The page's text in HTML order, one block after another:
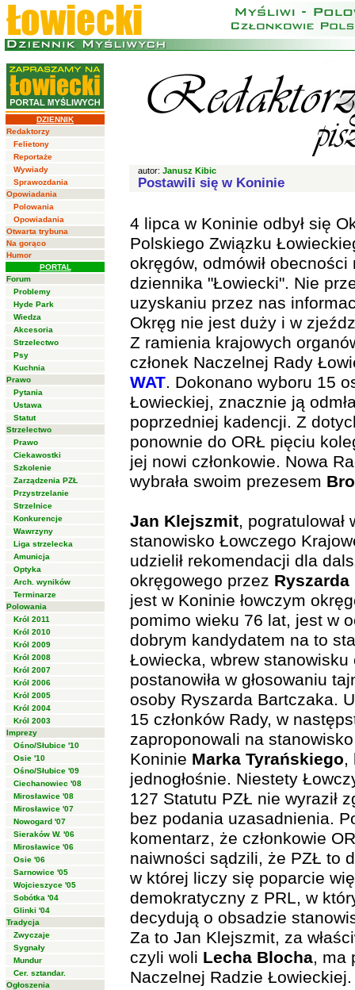
DZIENNIK
Redaktorzy
Felietony
Reportaże
Wywiady
Sprawozdania
Opowiadania
Polowania
Opowiadania
Otwarta trybuna
Na gorąco
Humor
PORTAL
Forum
Problemy
Hyde Park
Wiedza
Akcesoria
Strzelectwo
Psy
Kuchnia
Prawo
Pytania
Ustawa
Statut
Strzelectwo
Prawo
Ciekawostki
Szkolenie
Zarządzenia PZŁ
Przystrzelanie
Strzelnice
Konkurencje
Wawrzyny
Liga strzelecka
Amunicja
Optyka
Arch. wyników
Terminarze
Polowania
Król 2011
Król 2010
Król 2009
Król 2008
Król 2007
Król 2006
Król 2005
Król 2004
Król 2003
Imprezy
Ośno/Słubice '10
Osie '10
Ośno/Słubice '09
Ciechanowiec '08
Mirosławice '08
Mirosławice '07
Nowogard '07
Sieraków W. '06
Mirosławice '06
Osie '06
Sarnowice '05
Wojcieszyce '05
Sobótka '04
Glinki '04
Tradycja
Zwyczaje
Sygnały
Mundur
Cer. sztandar.
Ogłoszenia
autor: Janusz Kibic
Postawili się w Koninie
4 lipca w Koninie odbył się
Polskiego Związku
okręgów, odmówił
dziennika "Łowiecki". Nie
uzyskaniu przez nas
Okręg nie jest duży i w
Z ramienia krajowych
członek Naczelnej Rady
WAT. Dokonano wyboru 15
Łowieckiej, znacznie ją
poprzedniej kadencji. Z
ponownie do ORŁ pięciu
jej nowi członkowie. Nowa
wybrała swoim prezesem
Jan Klejszmit, pogratulował
stanowisko Łowczego
udzielił rekomendacji dla
okręgowego przez
jest w Koninie łowczym
pomimo wieku 76 lat, jest w
dobrym kandydatem na to
Łowiecka, wbrew stanowisku
postanowiła w głosowaniu
osoby Ryszarda Bartczaka.
15 członków Rady, w
zaproponowali na
Koninie Marka Tyrańskiego,
jednogłośnie. Niestety
127 Statutu PZŁ nie wyraził
bez podania uzasadnienia.
komentarz, że członkowie
naiwności sądzili, że PZŁ to
w której liczy się poparcie
demokratyczny z PRL, w
decydują o obsadzie
Za to Jan Klejszmit, za
czyli woli Lecha Blocha, ma
Naczelnej Radzie Łowieckiej.